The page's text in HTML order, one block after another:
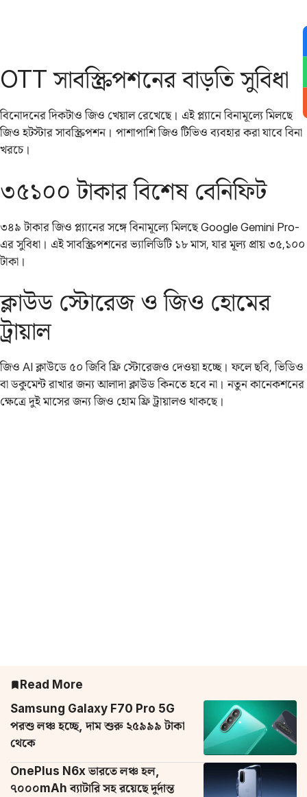
OTT সাবস্ক্রিপশনের বাড়তি সুবিধা
বিনোদনের দিকটাও জিও খেয়াল রেখেছে। এই প্ল্যানে বিনামূল্যে মিলছে
জিও হটস্টার সাবস্ক্রিপশন। পাশাপাশি জিও টিভিও ব্যবহার করা যাবে বিনা
খরচে।
৩৫১০০ টাকার বিশেষ বেনিফিট
৩৪৯ টাকার জিও প্ল্যানের সঙ্গে বিনামূল্যে মিলছে Google Gemini Pro-
এর সুবিধা। এই সাবস্ক্রিপশনের ভ্যালিডিটি ১৮ মাস, যার মূল্য প্রায় ৩৫,১০০
টাকা।
ক্লাউড স্টোরেজ ও জিও হোমের
ট্রায়াল
জিও AI ক্লাউডে ৫০ জিবি ফ্রি স্টোরেজও দেওয়া হচ্ছে। ফলে ছবি, ভিডিও
বা ডকুমেন্ট রাখার জন্য আলাদা ক্লাউড কিনতে হবে না। নতুন কানেকশনের
ক্ষেত্রে দুই মাসের জন্য জিও হোম ফ্রি ট্রায়ালও থাকছে।
Read More
Samsung Galaxy F70 Pro 5G
পরশু লঞ্চ হচ্ছে, দাম শুরু ২৫৯৯৯ টাকা
থেকে
OnePlus N6x ভারতে লঞ্চ হল,
৭০০০mAh ব্যাটারি সহ রয়েছে দুর্দান্ত